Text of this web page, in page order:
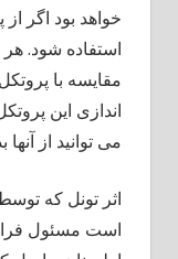
استفاده شود. هر
مقایسه با
اندازی این
می توانید از
است مسئول